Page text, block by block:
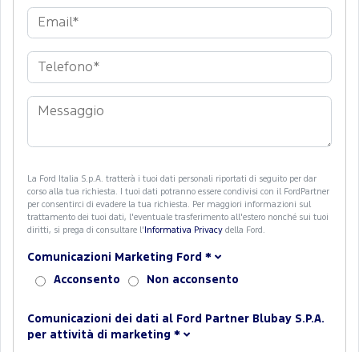
La Ford Italia S.p.A. tratterà i tuoi dati personali riportati di seguito per dar
corso alla tua richiesta. I tuoi dati potranno essere condivisi con il FordPartner
per consentirci di evadere la tua richiesta. Per maggiori informazioni sul
trattamento dei tuoi dati, l'eventuale trasferimento all'estero nonché sui tuoi
diritti, si prega di consultare l' Informativa Privacy della Ford.
Comunicazioni Marketing Ford *
Acconsento Non acconsento
Comunicazioni dei dati al Ford Partner Blubay S.P.A.
per attività di marketing *